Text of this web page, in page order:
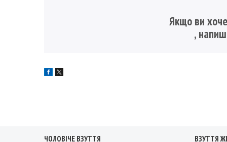
Якщо ви
,
ЧОЛОВІЧЕ ВЗУТТЯ ВЗУТТЯ